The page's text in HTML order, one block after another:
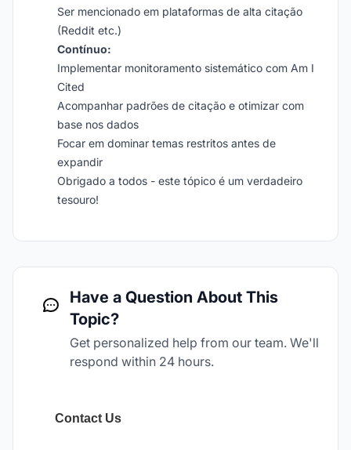
Ser mencionado em plataformas de alta citação
(Reddit etc.)
Contínuo:
Implementar monitoramento sistemático com Am I
Cited
Acompanhar padrões de citação e otimizar com
base nos dados
Focar em dominar temas restritos antes de
expandir
Obrigado a todos - este tópico é um verdadeiro
tesouro!
Have a Question About This
Topic?
Get personalized help from our team. We'll
respond within 24 hours.